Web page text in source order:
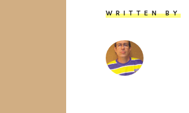
WRITTEN BY